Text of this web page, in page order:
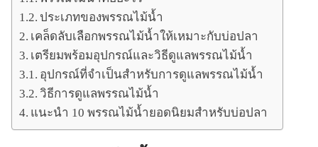
ประเภทของพรรณไม้น้ำ
เคล็ดลับเลือกพรรณไม้น้ำให้เหมาะกับบ่อปลา
เตรียมพร้อมอุปกรณ์และวิธีดูแลพรรณไม้น้ำ
อุปกรณ์ที่จำเป็นสำหรับการดูแลพรรณไม้น้ำ
วิธีการดูแลพรรณไม้น้ำ
แนะนำ 10 พรรณไม้น้ำยอดนิยมสำหรับบ่อปลา